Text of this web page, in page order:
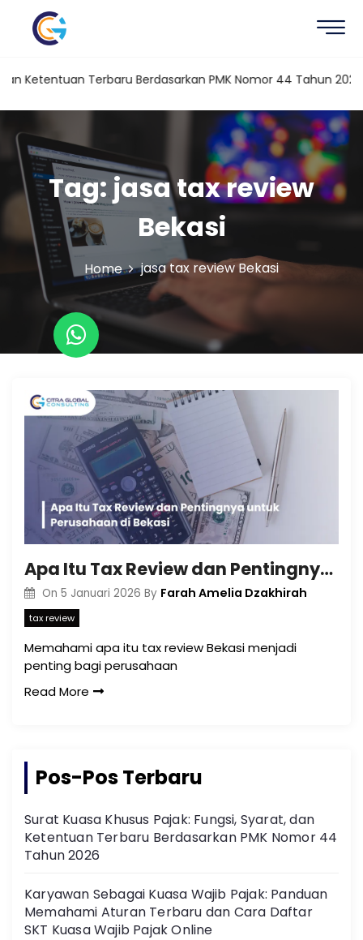
Terbaru Berdasarkan PMK Nomor 44 Tahun 2026
Tag: jasa tax review
Bekasi
Home jasa tax review Bekasi
Apa Itu Tax Review dan Pentingnya untuk Perusahaan di Bekasi
On 5 Januari 2026 By Farah Amelia Dzakhirah
tax review
Memahami apa itu tax review Bekasi menjadi
penting bagi perusahaan
Read More
Pos-Pos Terbaru
Surat Kuasa Khusus Pajak: Fungsi, Syarat, dan
Ketentuan Terbaru Berdasarkan PMK Nomor 44
Tahun 2026
Karyawan Sebagai Kuasa Wajib Pajak: Panduan
Memahami Aturan Terbaru dan Cara Daftar
SKT Kuasa Wajib Pajak Online